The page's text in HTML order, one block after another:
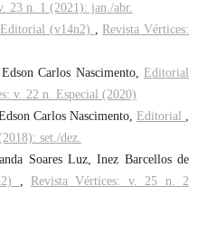
23 n. 1 (2021): jan./abr.
Editorial (v14n2) , Revista Vértices:
Carlos Nascimento, Editorial
v. 22 n. Especial (2020)
Carlos Nascimento, Editorial ,
set./dez.
Soares Luz, Inez Barcellos de
, Revista Vértices: v. 25 n. 2